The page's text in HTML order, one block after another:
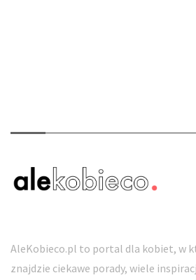
AleKobieco.pl to portal dla kobiet, w
znajdzie ciekawe porady, wiele